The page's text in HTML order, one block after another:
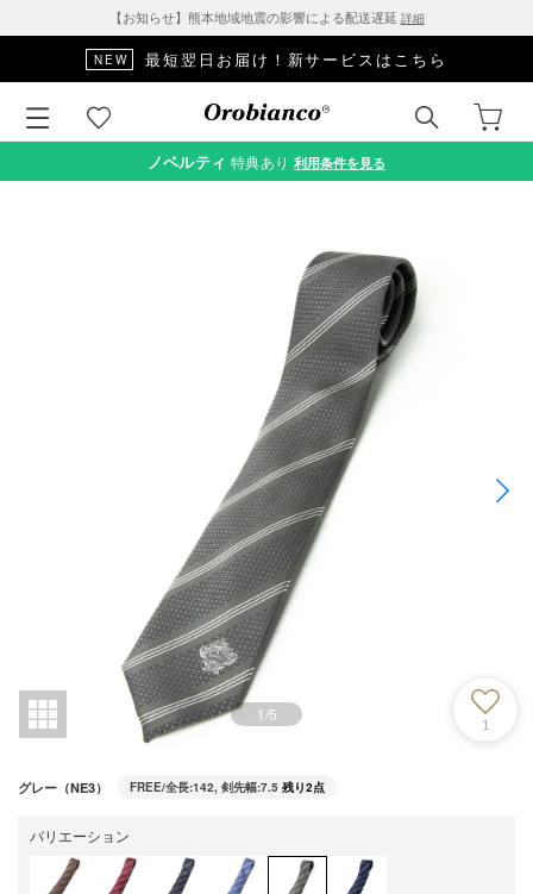
【お知らせ】熊本地域地震の影響による配送遅延 詳細
NEW 最短翌日お届け！新サービスはこちら
ノベルティ特典あり 利用条件を見る
1/5
1
グレー（NE3） FREE/全長:142, 剣先幅:7.5 残り2点
バリエーション